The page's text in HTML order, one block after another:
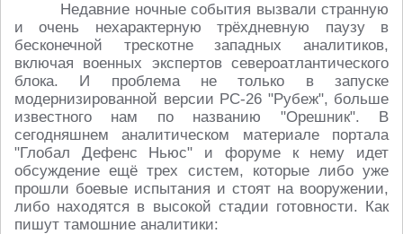
Недавние ночные события вызвали странную
и очень нехарактерную трёхдневную паузу в
бесконечной трескотне западных аналитиков,
включая военных экспертов североатлантического
блока. И проблема не только в запуске
модернизированной версии РС-26 "Рубеж", больше
известного нам по названию "Орешник". В
сегодняшнем аналитическом материале портала
"Глобал Дефенс Ньюс" и форуме к нему идет
обсуждение ещё трех систем, которые либо уже
прошли боевые испытания и стоят на вооружении,
либо находятся в высокой стадии готовности. Как
пишут тамошние аналитики: